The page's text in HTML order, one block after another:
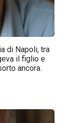
di Napoli, tra
il figlio e
ancora.